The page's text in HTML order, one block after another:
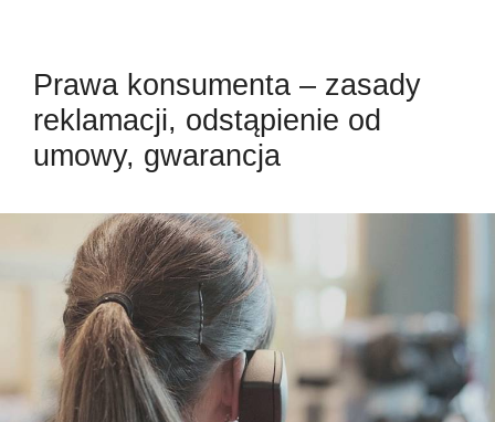
Prawa konsumenta – zasady
reklamacji, odstąpienie od
umowy, gwarancja